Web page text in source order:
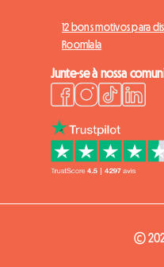
12 bons motivos para
Roomlala
Junte-se à nossa
©